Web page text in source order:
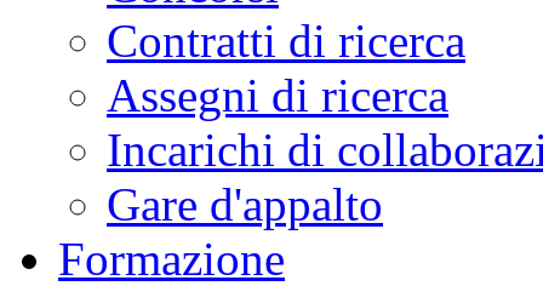
Contratti di ricerca
Assegni di ricerca
Incarichi di
Gare d'appalto
Formazione